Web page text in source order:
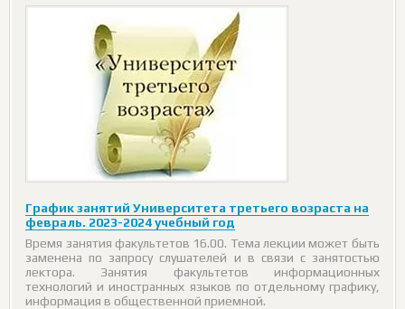
График занятий Университета третьего возраста на
февраль. 2023-2024 учебный год
Время занятия факультетов 16.00. Тема лекции может быть
заменена по запросу слушателей и в связи с занятостью
лектора. Занятия факультетов информационных
технологий и иностранных языков по отдельному графику,
информация в общественной приемной.